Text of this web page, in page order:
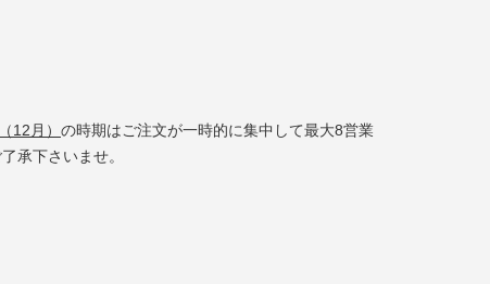
12月） の時期はご注文が一時的に集中して最大8営業
承下さいませ。